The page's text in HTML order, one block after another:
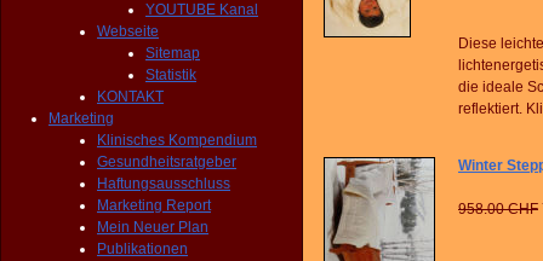
YOUTUBE Kanal
Webseite
Sitemap
Statistik
KONTAKT
Marketing
Klinisches Kompendium
Gesundheitsratgeber
Haftungsausschluss
Marketing Report
Mein Neuer Plan
Publikationen
Diese
die ideale
reflektiert.
Winter
958.00 CHF